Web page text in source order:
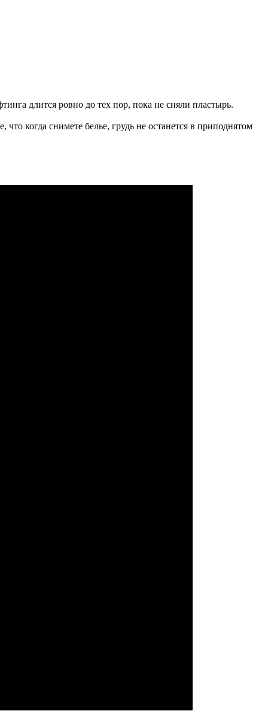
длится ровно до тех пор, пока не сняли пластырь.
когда снимете белье, грудь не останется в приподнятом